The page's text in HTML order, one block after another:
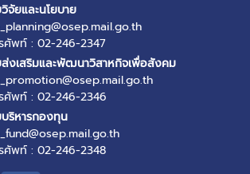
จัยและนโยบาย
ศัพท์ : 02-246-2347
งเสริมและพัฒนาวิสาหกิจเพื่อสังคม
ศัพท์ : 02-246-2346
ริหารกองทุน
ศัพท์ : 02-246-2348